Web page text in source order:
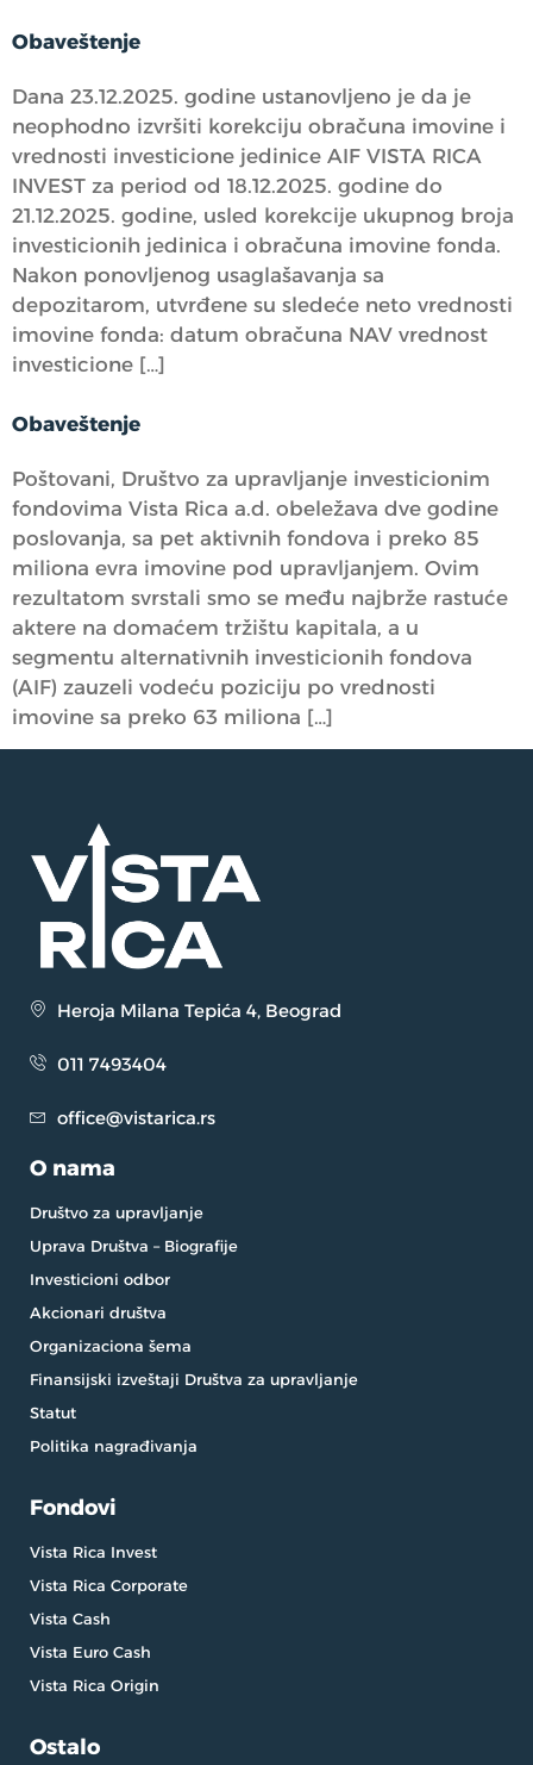
Obaveštenje
Dana 23.12.2025. godine ustanovljeno je da je
neophodno izvršiti korekciju obračuna imovine i
vrednosti investicione jedinice AIF VISTA RICA
INVEST za period od 18.12.2025. godine do
21.12.2025. godine, usled korekcije ukupnog broja
investicionih jedinica i obračuna imovine fonda.
Nakon ponovljenog usaglašavanja sa
depozitarom, utvrđene su sledeće neto vrednosti
imovine fonda: datum obračuna NAV vrednost
investicione […]
Obaveštenje
Poštovani, Društvo za upravljanje investicionim
fondovima Vista Rica a.d. obeležava dve godine
poslovanja, sa pet aktivnih fondova i preko 85
miliona evra imovine pod upravljanjem. Ovim
rezultatom svrstali smo se među najbrže rastuće
aktere na domaćem tržištu kapitala, a u
segmentu alternativnih investicionih fondova
(AIF) zauzeli vodeću poziciju po vrednosti
imovine sa preko 63 miliona […]
Heroja Milana Tepića 4, Beograd
011 7493404
office@vistarica.rs
O nama
Društvo za upravljanje
Uprava Društva – Biografije
Investicioni odbor
Akcionari društva
Organizaciona šema
Finansijski izveštaji Društva za upravljanje
Statut
Politika nagrađivanja
Fondovi
Vista Rica Invest
Vista Rica Corporate
Vista Cash
Vista Euro Cash
Vista Rica Origin
Ostalo